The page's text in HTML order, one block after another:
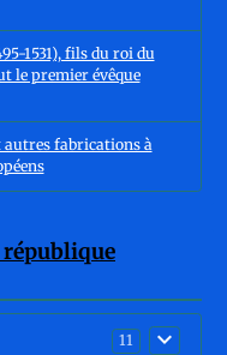
1531), fils du roi du
le premier évêque
autres fabrications à
11